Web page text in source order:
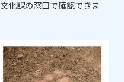
化課の窓口で確認できま